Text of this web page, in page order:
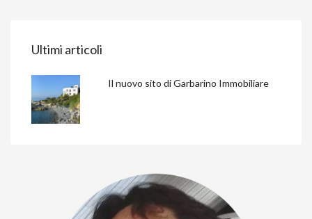
Ultimi articoli
Il nuovo sito di Garbarino Immobiliare